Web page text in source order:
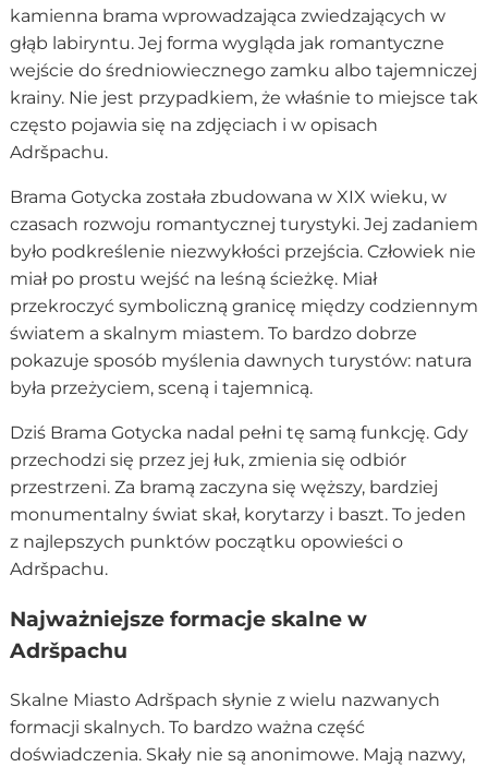
kamienna brama wprowadzająca zwiedzających w
głąb labiryntu. Jej forma wygląda jak romantyczne
wejście do średniowiecznego zamku albo tajemniczej
krainy. Nie jest przypadkiem, że właśnie to miejsce tak
często pojawia się na zdjęciach i w opisach
Adršpachu.
Brama Gotycka została zbudowana w XIX wieku, w
czasach rozwoju romantycznej turystyki. Jej zadaniem
było podkreślenie niezwykłości przejścia. Człowiek nie
miał po prostu wejść na leśną ścieżkę. Miał
przekroczyć symboliczną granicę między codziennym
światem a skalnym miastem. To bardzo dobrze
pokazuje sposób myślenia dawnych turystów: natura
była przeżyciem, sceną i tajemnicą.
Dziś Brama Gotycka nadal pełni tę samą funkcję. Gdy
przechodzi się przez jej łuk, zmienia się odbiór
przestrzeni. Za bramą zaczyna się węższy, bardziej
monumentalny świat skał, korytarzy i baszt. To jeden
z najlepszych punktów początku opowieści o
Adršpachu.
Najważniejsze formacje skalne w
Adršpachu
Skalne Miasto Adršpach słynie z wielu nazwanych
formacji skalnych. To bardzo ważna część
doświadczenia. Skały nie są anonimowe. Mają nazwy,